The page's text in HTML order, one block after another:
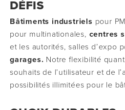
DÉFIS
Bâtiments industriels pour
pour multinationales, centres
et les autorités, salles d’expo
garages. Notre flexibilité
souhaits de l’utilisateur et de
possibilités illimitées pour le